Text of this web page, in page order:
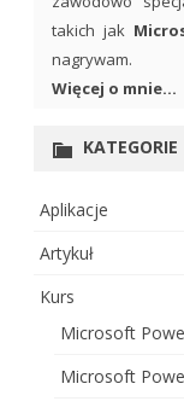
takich jak
nagrywam.
Więcej o mnie...
KATEGORIE
Aplikacje
Artykuł
Kurs
Microsoft
Microsoft